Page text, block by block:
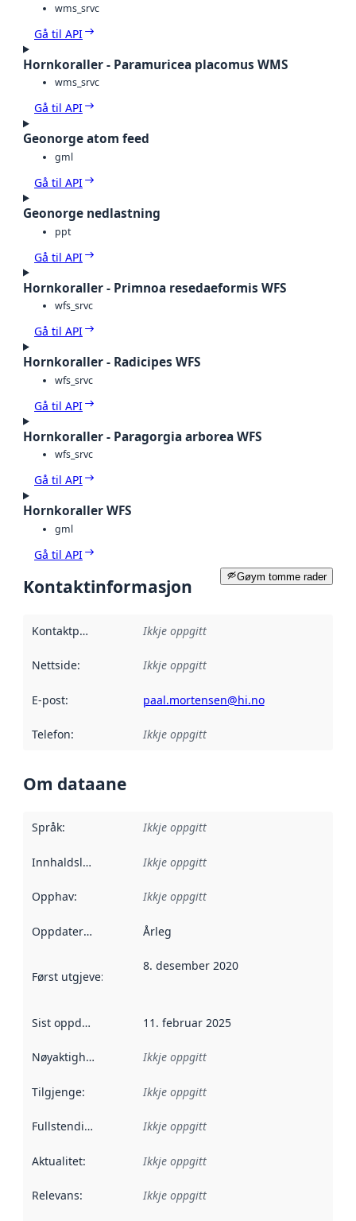
wms_srvc
Gå til API
Hornkoraller - Paramuricea placomus WMS
wms_srvc
Gå til API
Geonorge atom feed
gml
Gå til API
Geonorge nedlastning
ppt
Gå til API
Hornkoraller - Primnoa resedaeformis WFS
wfs_srvc
Gå til API
Hornkoraller - Radicipes WFS
wfs_srvc
Gå til API
Hornkoraller - Paragorgia arborea WFS
wfs_srvc
Gå til API
Hornkoraller WFS
gml
Gå til API
Gøym tomme rader
Kontaktinformasjon
Kontaktpunkt Ikkje oppgitt
Nettside: Ikkje oppgitt
E-post: paal.mortensen@hi.no
Telefon: Ikkje oppgitt
Om dataane
Språk: Ikkje oppgitt
Innhaldsleverandørar :
Ikkje oppgitt
Opphav: Ikkje oppgitt
Oppdateringsfrekvens :
Årleg
Først utgjeve:
8. desember 2020
Sist oppdatert 11. februar 2025
Nøyaktigheit Ikkje oppgitt
Tilgjenge: Ikkje oppgitt
Fullstendigheit Ikkje oppgitt
Aktualitet: Ikkje oppgitt
Relevans: Ikkje oppgitt